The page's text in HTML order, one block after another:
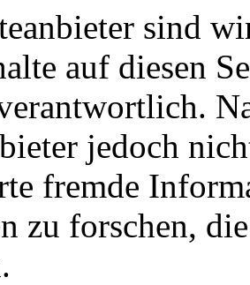
sind
auf diesen
jedoch
fremde
zu forschen,